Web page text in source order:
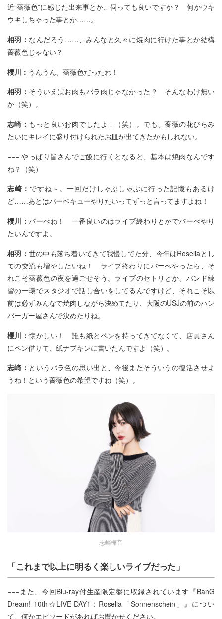
近“薔薇色”に感じた出来事とか、伺っても良いですか？ 何かウキ
ウキしちゃった事とか……。
相羽： なんだろう……、みんなと久々に焼肉に行けた事とか結構
薔薇色じゃない？
櫻川： うんうん、薔薇色だったわ！
相羽： そういえばお肉もバラ肉じゃなかった？ そんなわけ無い
か（笑）。
志崎： もっと良いお肉でしたよ！（笑）。でも、薔薇の花びらみ
たいにキレイに盛り付けられたお皿が出てきたかもしれない。
−−− やっぱり皆さんでご飯に行くとなると、基本は焼肉なんです
ね？（笑）
志崎： ですね～。一回だけしゃぶしゃぶに行った記憶もあるけ
ど……あとはバーベキューやりたいってずっと言ってますよね！
櫻川：バーべね！ 一番良いのはライブ終わりとかでバーべやり
たいんですよ。
相羽： 世の中も落ち着いてきて我慢してた分、今年はRoseliaとし
ての交流も増やしたいね！ ライブ終わりにバーべやったら、そ
れこそ薔薇色の夜を過ごせそう。ライブのセトリとか、バンド練
習の一環でスタジオで話し合いをしてるんですけど、それこそ以
前は必ずみんなで焼肉しながら決めてたり、大阪のUSJの前のハン
バーガー屋さんで決めたりね。
櫻川：懐かしい！ 誰も紙とペンを持ってきてなくて、店員さん
にペン借りて、紙ナプキンに書いたんですよ（笑）。
志崎： というバラ色の思い出と、今後またそういうの復活させよ
うね！という薔薇色の希望ですね（笑）。
志崎樺音
「これまで以上に明るく楽しいライブだった」
−−−また、今回Blu-ray付生産限定盤に収録されています『BanG
Dream! 10th☆LIVE DAY1 : Roselia「Sonnenschein」』につい
て、何かエピソードがあればお聞かせください。